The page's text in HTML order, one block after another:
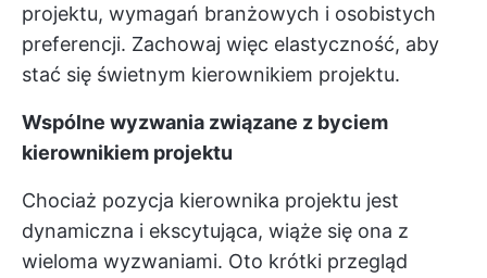
projektu, wymagań branżowych i osobistych
preferencji. Zachowaj więc elastyczność, aby
stać się świetnym kierownikiem projektu.
Wspólne wyzwania związane z byciem
kierownikiem projektu
Chociaż pozycja kierownika projektu jest
dynamiczna i ekscytująca, wiąże się ona z
wieloma wyzwaniami. Oto krótki przegląd